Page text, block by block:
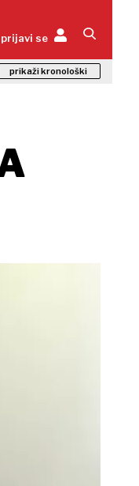
prijavi se
prikaži kronološki